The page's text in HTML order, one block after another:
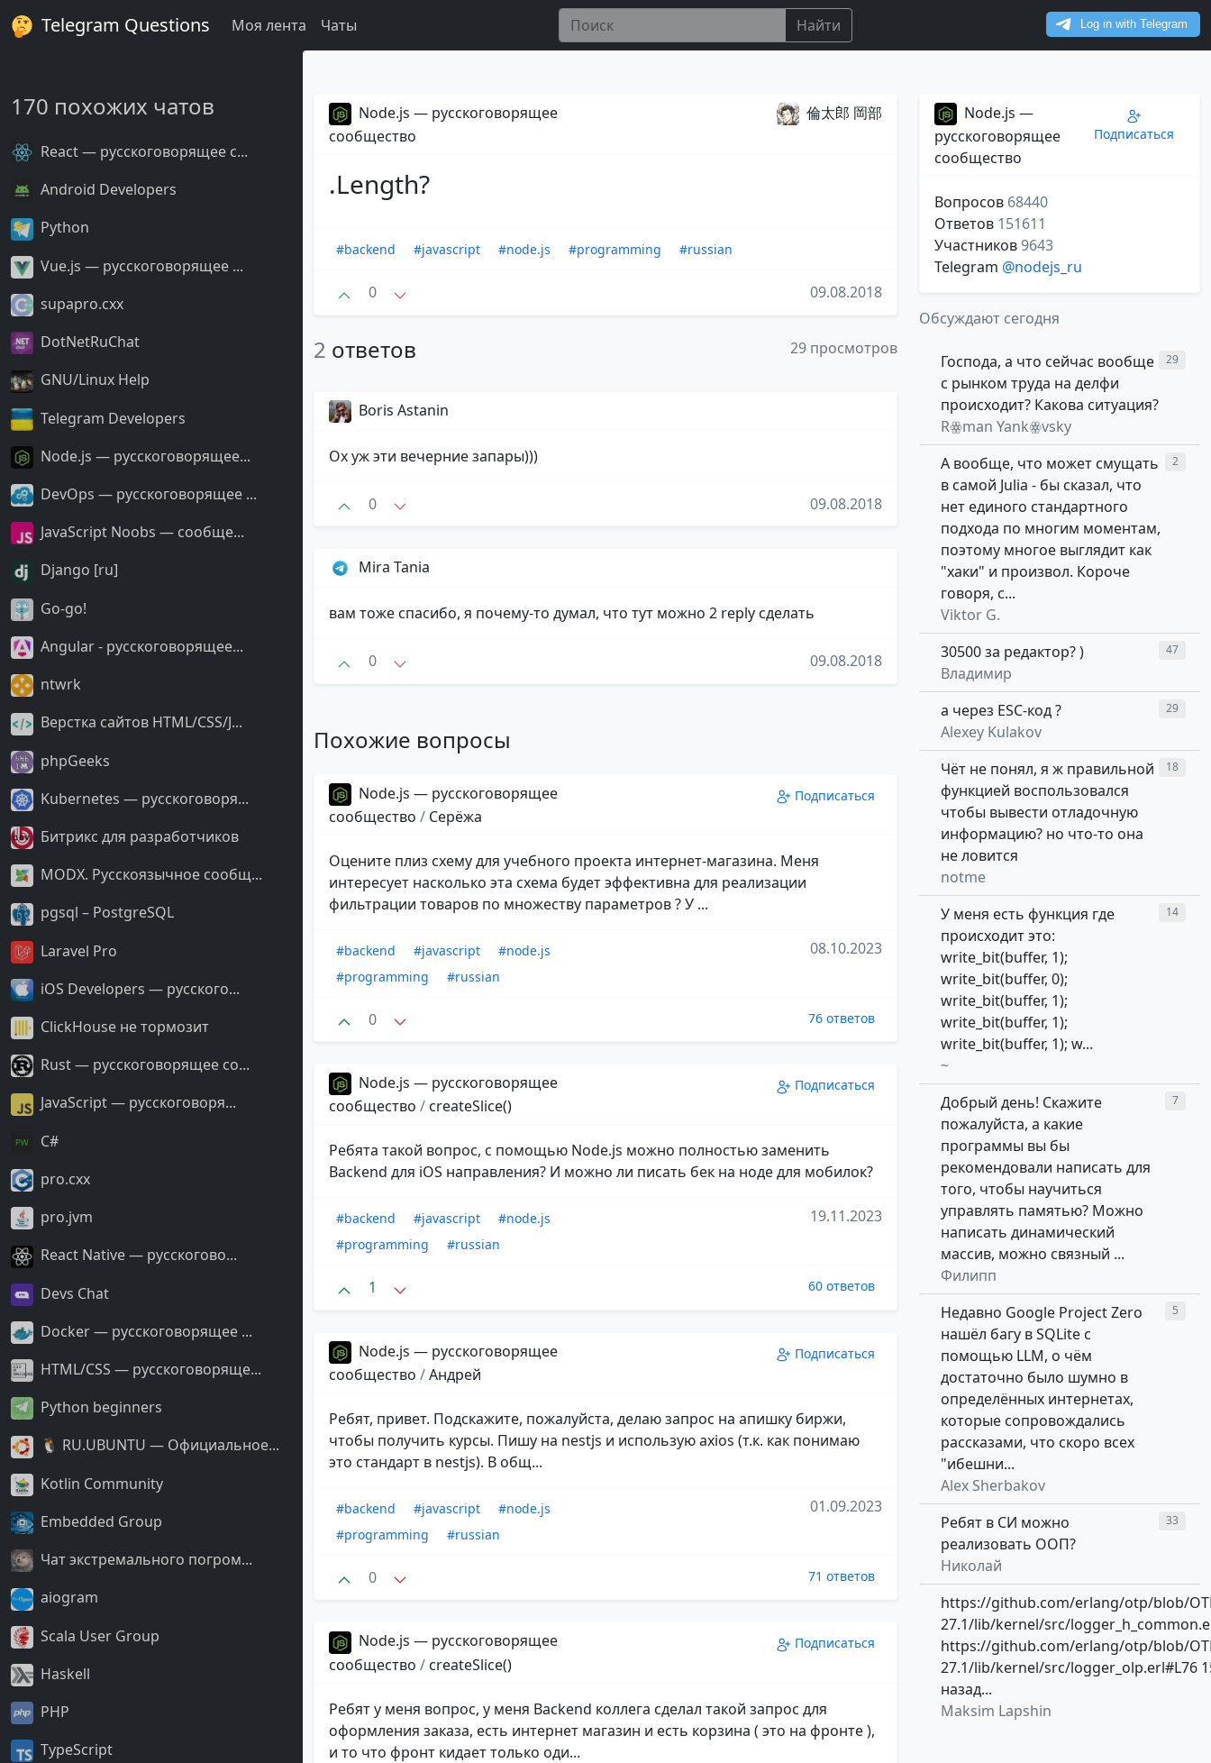
Telegram Questions Моя лента Чаты Найти
170 похожих чатов
React — русскоговорящее с...
Android Developers
Python
Vue.js — русскоговорящее ...
supapro.cxx
DotNetRuChat
GNU/Linux Help
Telegram Developers
Node.js — русскоговорящее...
DevOps — русскоговорящее ...
JavaScript Noobs — сообще...
Django [ru]
Go-go!
Angular - русскоговорящее...
ntwrk
Верстка сайтов HTML/CSS/J...
phpGeeks
Kubernetes — русскоговоря...
Битрикс для разработчиков
MODX. Русскоязычное сообщ...
pgsql – PostgreSQL
Laravel Pro
iOS Developers — русского...
ClickHouse не тормозит
Rust — русскоговорящее со...
JavaScript — русскоговоря...
С#
pro.cxx
pro.jvm
React Native — русскогово...
Devs Chat
Docker — русскоговорящее ...
HTML/CSS — русскоговоряще...
Python beginners
🐧 RU.UBUNTU — Официальное...
Kotlin Community
Embedded Group
Чат экстремального погром...
aiogram
Scala User Group
Haskell
PHP
TypeScript
Node.js — русскоговорящее
сообщество
倫太郎 岡部
.Length?
#backend #javascript #node.js #programming #russian
0 09.08.2018
2 ответов 29 просмотров
Boris Astanin
Ох уж эти вечерние запары)))
0 09.08.2018
Mira Tania
вам тоже спасибо, я почему-то думал, что тут можно 2 reply сделать
0 09.08.2018
Похожие вопросы
Node.js — русскоговорящее
сообщество / Серёжа
Подписаться
Оцените плиз схему для учебного проекта интернет-магазина. Меня
интересует насколько эта схема будет эффективна для реализации
фильтрации товаров по множеству параметров ? У ...
#backend #javascript
#node.js
#programming
#russian
08.10.2023
0 76 ответов
Node.js — русскоговорящее
сообщество / createSlice()
Подписаться
Ребята такой вопрос, с помощью Node.js можно полностью заменить
Backend для iOS направления? И можно ли писать бек на ноде для мобилок?
#backend #javascript
#node.js
#programming
#russian
19.11.2023
1 60 ответов
Node.js — русскоговорящее
сообщество /Андрей
Подписаться
Ребят, привет. Подскажите, пожалуйста, делаю запрос на апишку биржи,
чтобы получить курсы. Пишу на nestjs и использую axios (т.к. как понимаю
это стандарт в nestjs). В общ...
#backend #javascript
#node.js
#programming
#russian
01.09.2023
0 71 ответов
Node.js — русскоговорящее
сообщество / createSlice()
Подписаться
Ребят у меня вопрос, у меня Backend коллега сделал такой запрос для
оформления заказа, есть интернет магазин и есть корзина ( это на фронте ),
и то что фронт кидает только оди...
Node.js —
русскоговорящее
сообщество
Подписаться
Вопросов 68440
Ответов 151611
Участников9643
Telegram @nodejs_ru
Обсуждают сегодня
Господа, а что сейчас вообще
с рынком труда на делфи
происходит? Какова ситуация?
Rꙮman Yankꙮvsky
29
А вообще, что может смущать
в самой Julia - бы сказал, что
нет единого стандартного
подхода по многим моментам,
поэтому многое выглядит как
"хаки" и произвол. Короче
говоря, с...
Viktor G.
2
30500 за редактор? )
Владимир
47
а через ESC-код ?
Alexey Kulakov
29
Чёт не понял, я ж правильной
функцией воспользовался
чтобы вывести отладочную
информацию? но что-то она
не ловится
notme
18
У меня есть функция где
происходит это:
write_bit(buffer, 1);
write_bit(buffer, 0);
write_bit(buffer, 1);
write_bit(buffer, 1);
write_bit(buffer, 1); w...
~
14
Добрый день! Скажите
пожалуйста, а какие
программы вы бы
рекомендовали написать для
того, чтобы научиться
управлять памятью? Можно
написать динамический
массив, можно связный ...
Филипп
7
Недавно Google Project Zero
нашёл багу в SQLite с
помощью LLM, о чём
достаточно было шумно в
определённых интернетах,
которые сопровождались
рассказами, что скоро всех
"ибешни...
Alex Sherbakov
5
Ребят в СИ можно
реализовать ООП?
Николай
33
https://github.com/erlang/otp/blob/
27.1/lib/kernel/src/
https://github.com/erlang/otp/blob/
27.1/lib/kernel/src/logger_olp.erl#L76
назад...
Maksim Lapshin